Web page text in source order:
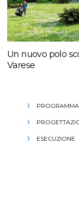
Un nuovo polo
Varese
ESECUZIONE